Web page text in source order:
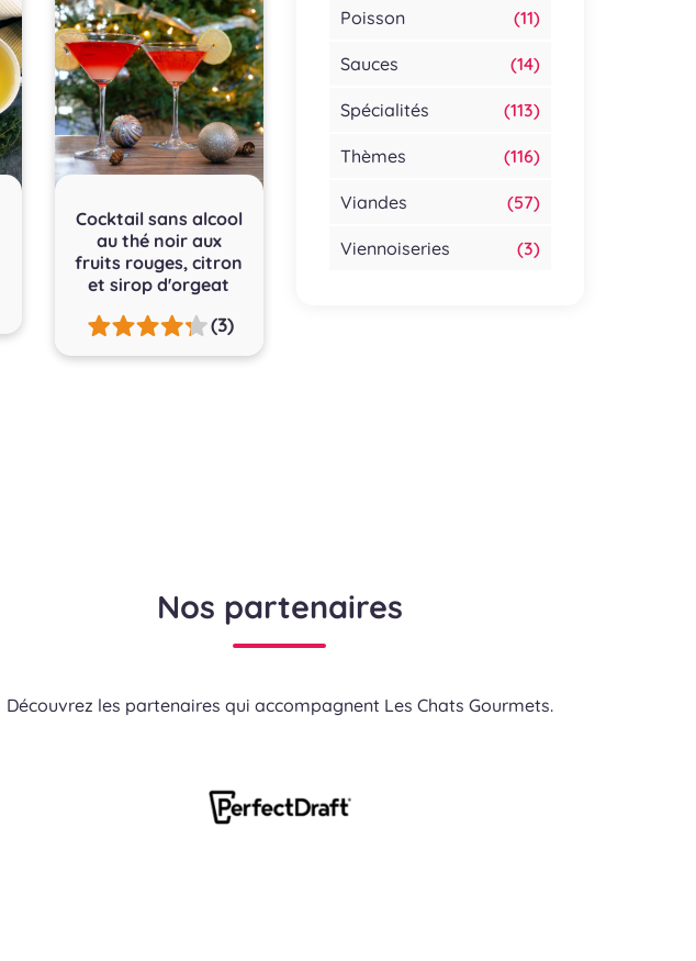
Cocktail sans alcool
au thé noir aux
fruits rouges, citron
et sirop d'orgeat
(3)
Poisson (11)
Sauces (14)
Spécialités (113)
Thèmes (116)
Viandes (57)
Viennoiseries (3)
Nos partenaires
Découvrez les partenaires qui accompagnent Les Chats Gourmets.